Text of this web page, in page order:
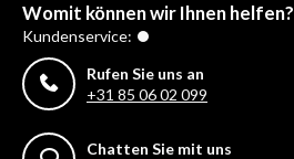
Womit können wir Ihnen helfen?
Kundenservice:
Rufen Sie uns an
+31 85 06 02 099
Chatten Sie mit uns